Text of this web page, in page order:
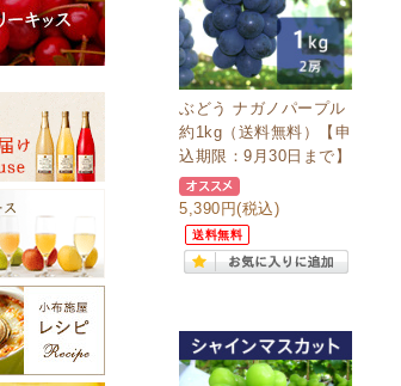
ぶどう ナガノパープル
約1kg（送料無料）【申
込期限：9月30日まで】
5,390円(税込)
送料無料